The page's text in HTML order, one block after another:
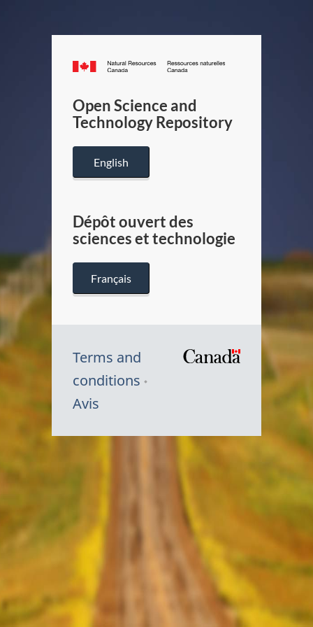
Canada.ca
/
Canada
Open Science and
Technology Repository
English
Dépôt ouvert des
sciences et technologie
Français
Terms and
conditions
Avis
Symbole
Canada